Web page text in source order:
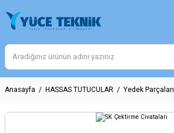
Anasayfa HASSAS TUTUCULAR Yedek Parçaları